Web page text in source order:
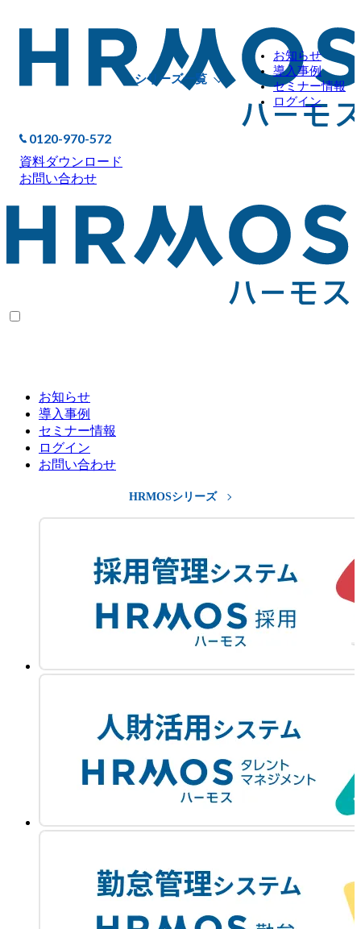
シリーズ一覧
お知らせ
導入事例
セミナー情報
ログイン
0120-970-572
資料ダウンロード
お問い合わせ
お知らせ
導入事例
セミナー情報
ログイン
お問い合わせ
HRMOSシリーズ